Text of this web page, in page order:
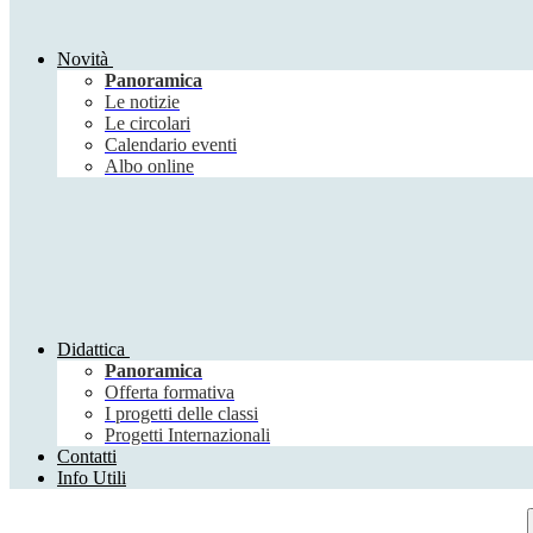
Novità
Panoramica
Le notizie
Le circolari
Calendario eventi
Albo online
Didattica
Panoramica
Offerta formativa
I progetti delle classi
Progetti Internazionali
Contatti
Info Utili